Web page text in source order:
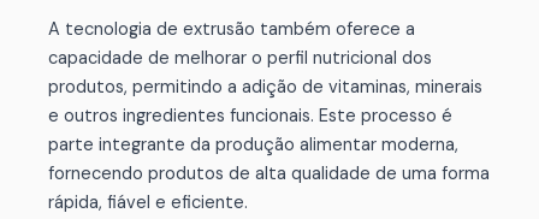
A tecnologia de extrusão também oferece a
capacidade de melhorar o perfil nutricional dos
produtos, permitindo a adição de vitaminas, minerais
e outros ingredientes funcionais. Este processo é
parte integrante da produção alimentar moderna,
fornecendo produtos de alta qualidade de uma forma
rápida, fiável e eficiente.